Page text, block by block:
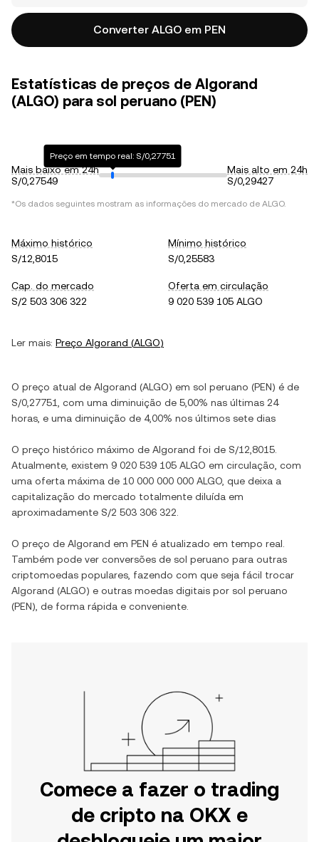
Converter ALGO em PEN
Estatísticas de preços de Algorand
(ALGO) para sol peruano (PEN)
Mais baixo em 24h
S/0,27549
Preço em tempo real: S/0,27751
Mais alto em 24h
S/0,29427
*Os dados seguintes mostram as informações do mercado de ALGO.
Máximo histórico
S/12,8015
Mínimo histórico
S/0,25583
Cap. do mercado
S/2 503 306 322
Oferta em circulação
9 020 539 105 ALGO
Ler mais: Preço Algorand (ALGO)
O preço atual de Algorand (ALGO) em sol peruano (PEN) é de
S/0,27751
, com uma diminuição de 5,00% nas últimas 24
horas, e uma diminuição de 4,00% nos últimos sete dias
O preço histórico máximo de Algorand foi de S/12,8015
Atualmente, existem 9 020 539 105 ALGO em circulação, com
uma oferta máxima de 10 000 000 000 ALGO , que deixa a
capitalização do mercado totalmente diluída em
aproximadamente S/2 503 306 322
O preço de Algorand em PEN é atualizado em tempo real.
Também pode ver conversões de sol peruano para outras
criptomoedas populares, fazendo com que seja fácil trocar
Algorand (ALGO) e outras moedas digitais por sol peruano
(PEN), de forma rápida e conveniente.
Comece a fazer o trading
de cripto na OKX e